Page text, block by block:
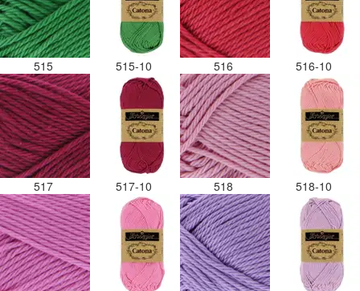
515 515-10 516 516-10
517 517-10 518 518-10